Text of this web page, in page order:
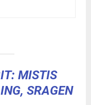
MISTIS
SRAGEN